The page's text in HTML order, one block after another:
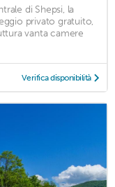
di Shepsi, la
privato gratuito,
vanta camere
Verifica disponibilità